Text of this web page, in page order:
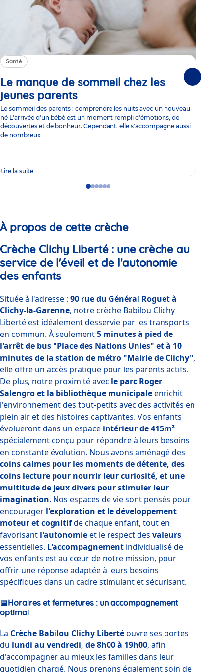
Santé
Le manque de sommeil chez les
jeunes parents
Le sommeil des parents : comprendre les nuits avec un nouveau-
né L'arrivée d'un bébé est un moment rempli d'émotions, de
découvertes et de bonheur. Cependant, elle s'accompagne aussi
de nombreux
Lire la suite
GoGoGoGo
GoGo
À propos de cette crèche
Crèche Clichy Liberté : une crèche au
service de l'éveil et de l'autonomie
des enfants
Située à l'adresse : 90 rue du Général Roguet à
Clichy-la-Garenne, notre crèche Babilou Clichy
Liberté est idéalement desservie par les transports
en commun. À seulement 5 minutes à pied de
l'arrêt de bus "Place des Nations Unies" et à 10
minutes de la station de métro "Mairie de Clichy",
elle offre un accès pratique pour les parents actifs.
De plus, notre proximité avec le parc Roger
Salengro et la bibliothèque municipale enrichit
l'environnement des tout-petits avec des activités en
plein air et des histoires captivantes. Vos enfants
évolueront dans un espace intérieur de 415m²
spécialement conçu pour répondre à leurs besoins
coins calmes pour les moments de détente, des
coins lecture pour nourrir leur curiosité, et une
multitude de jeux divers pour stimuler leur
imagination. Nos espaces de vie sont pensés pour
encourager l'exploration et le développement
moteur et cognitif de chaque enfant, tout en
favorisant l'autonomie et le respect des
essentielles. L'accompagnement individualisé de
vos enfants est au cœur de notre mission, pour
offrir une réponse adaptée à leurs besoins
spécifiques dans un cadre stimulant et sécurisant.
📅Horaires et fermetures : un accompagnement
optimal
La Crèche Babilou Clichy Liberté ouvre ses portes
du lundi au vendredi, de 8h00 à 19h00, afin
d'accompagner au mieux les familles dans leur
quotidien chargé. Nous prenons également soin de